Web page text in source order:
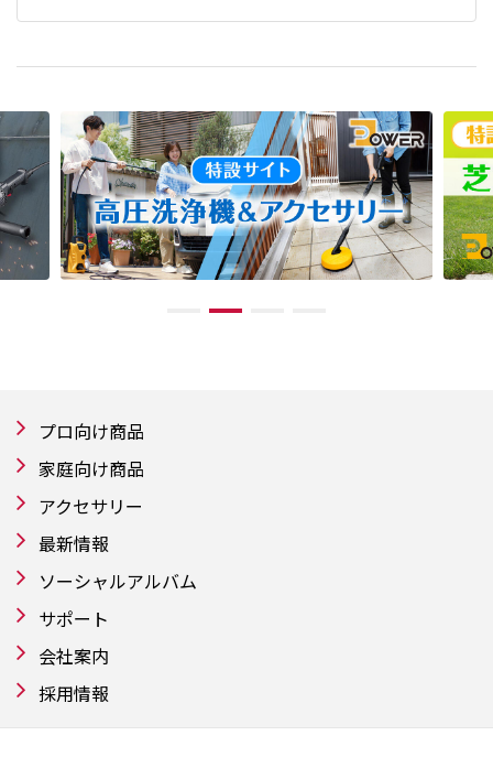
プロ向け商品
家庭向け商品
アクセサリー
最新情報
ソーシャルアルバム
サポート
会社案内
採用情報